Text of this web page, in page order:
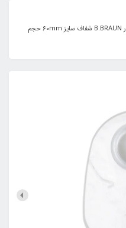
کیسه دو تکه یوروستومی پروکسیما 2 ، شیردار B.BRAUN شفاف سایز 60mm حجم